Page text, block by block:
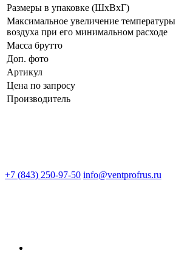
Размеры в упаковке (ШхВхГ)
Максимальное увеличение температуры
воздуха при его минимальном расходе
Масса брутто
Доп. фото
Артикул
Цена по запросу
Производитель
+7 (843) 250-97-50 info@ventprofrus.ru